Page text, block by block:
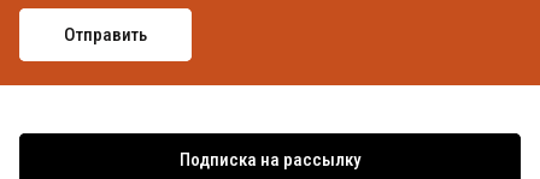
Подписка на рассылку